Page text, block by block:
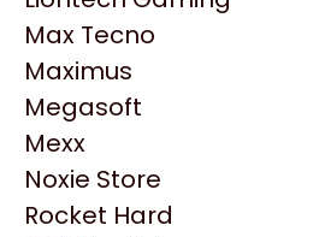
Logitech
MSI
NVIDIA GeForce
NZXT
PNY
Palit
Philips
Max Tecno
Maximus
Megasoft
Mexx
Noxie Store
Rocket Hard
Similares